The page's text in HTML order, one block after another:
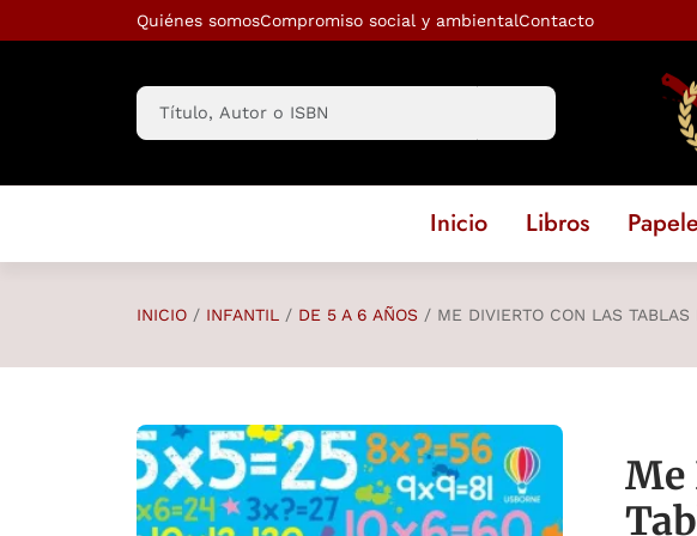
Saltar al contenido principal
Quiénes somosCompromiso social y ambientalContacto
Inicio Libros
INICIO INFANTIL DE 5 A 6 AÑOS ME DIVIERTO CON LAS TABLAS
Me